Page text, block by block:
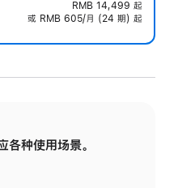
RMB 14,499 起
或 RMB 605/月 (24 期) 起
各种使用场景。